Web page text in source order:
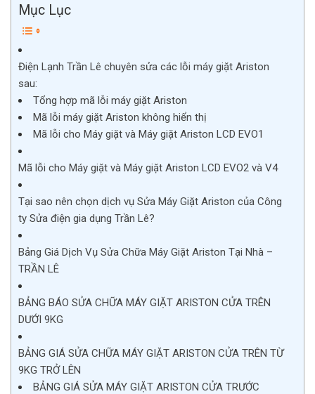
Mục Lục
Điện Lạnh Trần Lê chuyên sửa các lỗi máy giặt Ariston
sau:
Tổng hợp mã lỗi máy giặt Ariston
Mã lỗi máy giặt Ariston không hiển thị
Mã lỗi cho Máy giặt và Máy giặt Ariston LCD EVO1
Mã lỗi cho Máy giặt và Máy giặt Ariston LCD EVO2 và V4
Tại sao nên chọn dịch vụ Sửa Máy Giặt Ariston của Công
ty Sửa điện gia dụng Trần Lê?
Bảng Giá Dịch Vụ Sửa Chữa Máy Giặt Ariston Tại Nhà –
TRẦN LÊ
BẢNG BÁO SỬA CHỮA MÁY GIẶT ARISTON CỬA TRÊN
DƯỚI 9KG
BẢNG GIÁ SỬA CHỮA MÁY GIẶT ARISTON CỬA TRÊN TỪ
9KG TRỞ LÊN
BẢNG GIÁ SỬA MÁY GIẶT ARISTON CỬA TRƯỚC